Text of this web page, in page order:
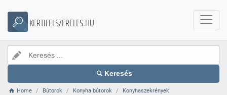
KERTIFELSZERELES.HU
Keresés
Home Bútorok Konyha bútorok
Konyhaszekrények